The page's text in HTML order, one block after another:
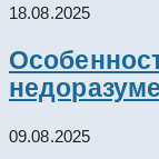
18.08.2025
09.08.2025